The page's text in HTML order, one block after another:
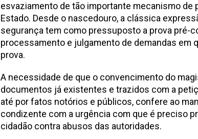
esvaziamento de tão importante mecanismo de
Estado. Desde o nascedouro, a clássica
segurança tem como pressuposto a prova pré-
processamento e julgamento de demandas em
prova.
A necessidade de que o convencimento do
documentos já existentes e trazidos com a
até por fatos notórios e públicos, confere ao
condizente com a urgência com que é preciso
cidadão contra abusos das autoridades.